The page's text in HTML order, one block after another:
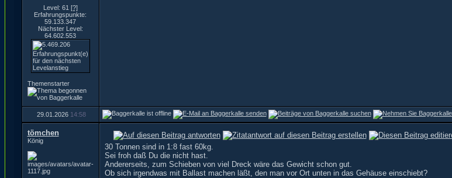
Level: 61 [?]
Erfahrungspunkte:
59.133.347
Nächster Level:
64.602.553
Themenstarter
29.01.2026 14:58
tömchen
König
30 Tonnen sind in 1:8 fast 60kg.
Sei froh daß Du die nicht hast.
Andererseits, zum Schieben von viel Dreck wäre das Gewicht schon gut.
Ob sich irgendwas mit Ballast machen läßt, den man vor Ort unten in das Gehäuse einschiebt?